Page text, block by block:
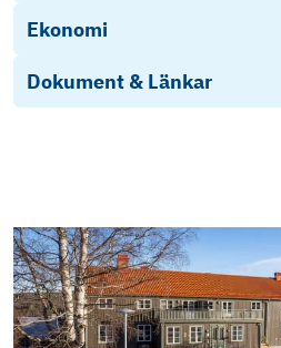
Ekonomi
Dokument & Länkar
Brf Järvsö Lodge Stadgar-1
Objektsbeskrivning